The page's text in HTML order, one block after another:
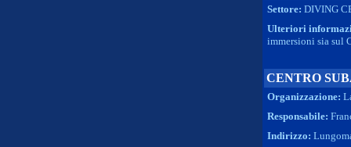
Settore: DIVING
Ulteriori
immersioni sia sul
CENTRO
Organizzazione:
Responsabile:
Indirizzo: